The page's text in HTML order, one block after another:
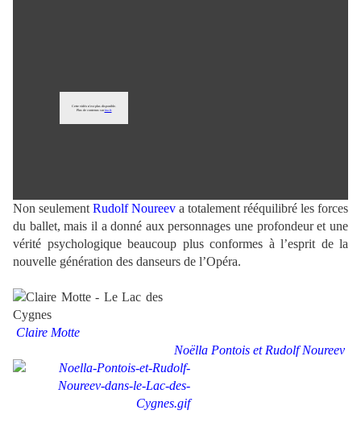
Non seulement Rudolf Noureev a totalement rééquilibré les forces
du ballet, mais il a donné aux personnages une profondeur et une
vérité psychologique beaucoup plus conformes à l’esprit de la
nouvelle génération des danseurs de l’Opéra.
Claire Motte
Noëlla Pontois et Rudolf Noureev